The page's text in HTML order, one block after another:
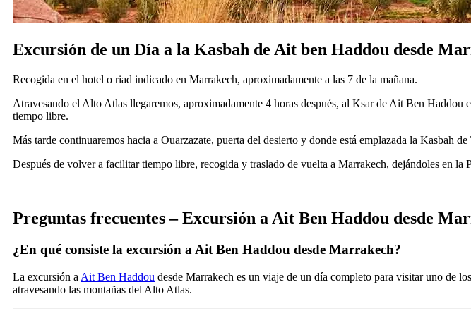
Excursión de un Día a la Kasbah de Ait ben Haddou desde
Recogida en el hotel o riad indicado en Marrakech, aproximadamente a las 7 de la mañana.
Atravesando el Alto Atlas llegaremos, aproximadamente 4 horas después, al Ksar de Ait Ben
tiempo libre.
Más tarde continuaremos hacia a Ouarzazate, puerta del desierto y donde está emplazada la Kasbah
Después de volver a facilitar tiempo libre, recogida y traslado de vuelta a Marrakech, dejándoles en
Preguntas frecuentes – Excursión a Ait Ben Haddou desde
¿En qué consiste la excursión a Ait Ben Haddou desde Marrakech?
La excursión a Ait Ben Haddou desde Marrakech es un viaje de un día completo para visitar uno de
atravesando las montañas del Alto Atlas.